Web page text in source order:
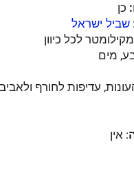
כן
: שביל ישראל
לכל כיוון
מים
עדיפות לחורף ולאביב
: אין